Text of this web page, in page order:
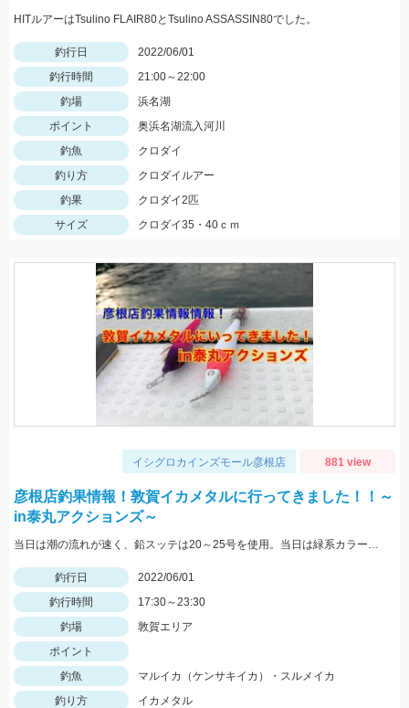
HITルアーはTsulino FLAIR80とTsulino ASSASSIN80でした。
釣行日
2022/06/01
釣行時間
21:00～22:00
釣場
浜名湖
ポイント
奥浜名湖流入河川
釣魚
クロダイ
釣り方
クロダイルアー
釣果
クロダイ2匹
サイズ
クロダイ35・40ｃｍ
イシグロカインズモール彦根店 881 view
彦根店釣果情報！敦賀イカメタルに行ってきました！！～
in泰丸アクションズ～
当日は潮の流れが速く、鉛スッテは20～25号を使用。当日は緑系カラーのスッテやエギに好反応。
釣行日
2022/06/01
釣行時間
17:30～23:30
釣場
敦賀エリア
ポイント
釣魚
マルイカ（ケンサキイカ）・スルメイカ
釣り方
イカメタル